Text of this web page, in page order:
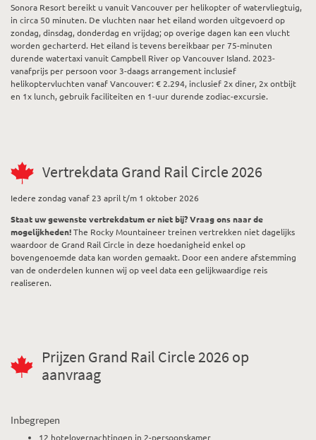
Sonora Resort bereikt u vanuit Vancouver per helikopter of watervliegtuig,
in circa 50 minuten. De vluchten naar het eiland worden uitgevoerd op
zondag, dinsdag, donderdag en vrijdag; op overige dagen kan een vlucht
worden gecharterd. Het eiland is tevens bereikbaar per 75-minuten
durende watertaxi vanuit Campbell River op Vancouver Island. 2023-
vanafprijs per persoon voor 3-daags arrangement inclusief
helikoptervluchten vanaf Vancouver: € 2.294, inclusief 2x diner, 2x ontbijt
en 1x lunch, gebruik faciliteiten en 1-uur durende zodiac-excursie.
Vertrekdata Grand Rail Circle 2026
Iedere zondag vanaf 23 april t/m 1 oktober 2026
Staat uw gewenste vertrekdatum er niet bij? Vraag ons naar de
mogelijkheden!The Rocky Mountaineer treinen vertrekken niet dagelijks
waardoor de Grand Rail Circle in deze hoedanigheid enkel op
bovengenoemde data kan worden gemaakt. Door een andere afstemming
van de onderdelen kunnen wij op veel data een gelijkwaardige reis
realiseren.
Prijzen Grand Rail Circle 2026 op
aanvraag
Inbegrepen
12 hotelovernachtingen in 2-persoonskamer